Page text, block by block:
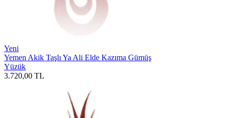
Yeni
Yemen Akik Taşlı Ya Ali Elde Kazıma Gümüş
Yüzük
3.720,00 TL